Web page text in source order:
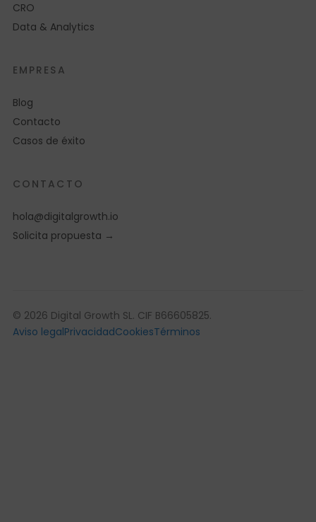
CRO
Data & Analytics
EMPRESA
Blog
Contacto
Casos de éxito
CONTACTO
hola@digitalgrowth.io
Solicita propuesta →
© 2026 Digital Growth SL. CIF B66605825.
Aviso legalPrivacidadCookiesTérminos